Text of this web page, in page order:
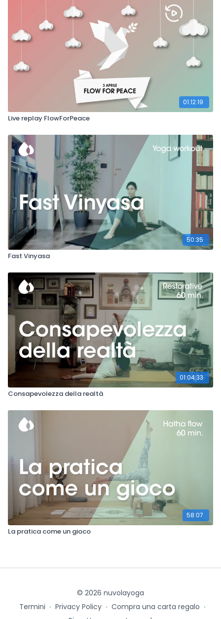
01:12:19
Live replay FlowForPeace
50:35
Fast Vinyasa
01:04:33
Consapevolezza della realtà
58:07
La pratica come un gioco
© 2026 nuvolayoga
Termini ∙ Privacy Policy ∙ Compra una carta regalo ∙